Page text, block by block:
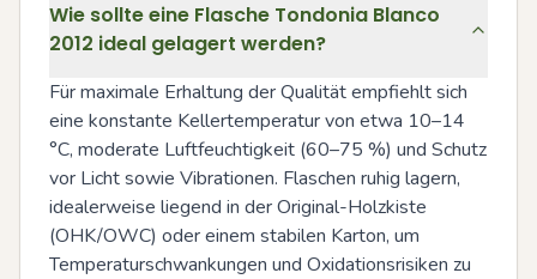
Wie sollte eine Flasche Tondonia Blanco
2012 ideal gelagert werden?
Für maximale Erhaltung der Qualität empfiehlt sich
eine konstante Kellertemperatur von etwa 10–14
°C, moderate Luftfeuchtigkeit (60–75 %) und Schutz
vor Licht sowie Vibrationen. Flaschen ruhig lagern,
idealerweise liegend in der Original-Holzkiste
(OHK/OWC) oder einem stabilen Karton, um
Temperaturschwankungen und Oxidationsrisiken zu